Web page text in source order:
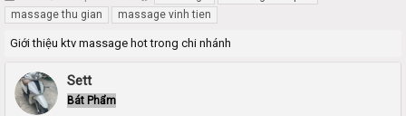
h
r
e
d
s
t
t
a
r
massage thu gian
massage vinh tien
Giới thiệu ktv massage hot trong chi nhánh
Sett
Bát Phẩm